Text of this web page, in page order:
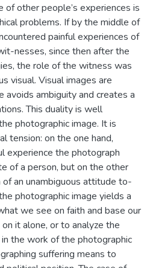
of other people’s experiences is
problems. If by the middle of
painful experiences of
nesses, since then after the
the role of the witness was
visual. Visual images are
ambiguity and creates a
This duality is well
photographic image. It is
tension: on the one hand,
experience the photograph
of a person, but on the other
an unambiguous attitude to-
photographic image yields a
we see on faith and base our
it alone, or to analyze the
the work of the photographic
suffering means to